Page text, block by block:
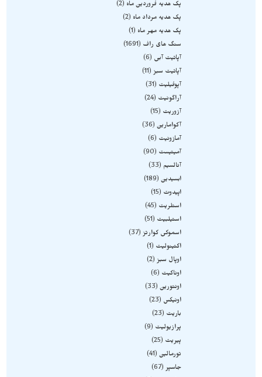
پک هدیه فروردین ماه
2
پک هدیه مرداد ماه
2
پک هدیه مهر ماه
1
سنگ های راف
1691
آپاتیت آبی
6
آپاتیت سبز
11
آپوفیلیت
31
آراگونیت
24
آزوریت
15
آکوامارین 36
آمازونیت
6
آمیتیست
90
آنالسیم
33
ابسیدین 189
اپیدوت
15
استلریت
45
استیلبیت
51
اسموکی کوارتز
37
اکتینولیت
1
اوپال سبز
2
اوناکیت
6
اونتورین 33
اونیکس
23
باریت
23
پرازیولیت
9
پیریت
25
تورمالین 41
جاسپر
67